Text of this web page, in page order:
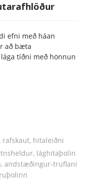
efni með háan
að bæta
tíðni með hönnun
rafskaut, hitaleiðni
lághitaþolin
andstæðingur-truflani